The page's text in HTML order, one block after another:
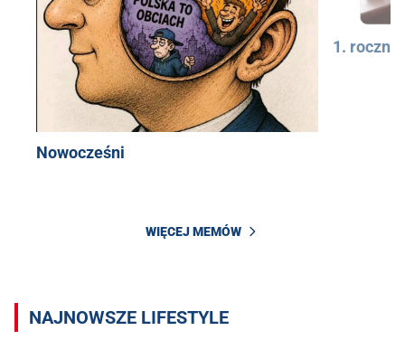
Nowocześni
1.
WIĘCEJ MEMÓW
NAJNOWSZE LIFESTYLE